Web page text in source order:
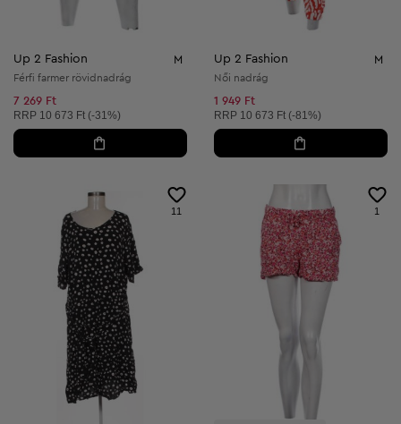
Up 2 Fashion M
Férfi farmer rövidnadrág
7 269 Ft
Ajánlott ár:
RRP 10 673 Ft (-31%)
Up 2 Fashion M
Női nadrág
1 949 Ft
Ajánlott ár:
RRP 10 673 Ft (-81%)
11 1